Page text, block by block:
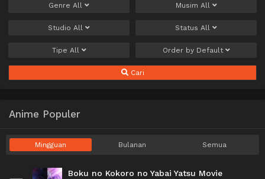
Genre All Musim All
Studio All Status All
Tipe All Order by Default
Cari
Anime Populer
Mingguan Bulanan Semua
Boku no Kokoro no Yabai Yatsu Movie